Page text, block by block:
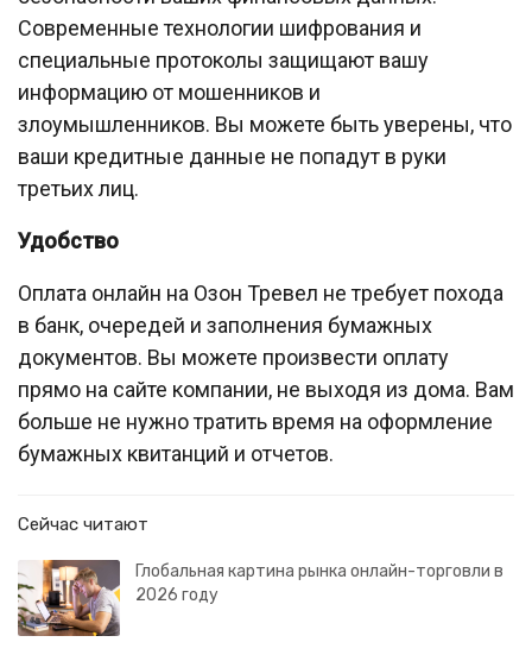
Современные технологии шифрования и
специальные протоколы защищают вашу
информацию от мошенников и
злоумышленников. Вы можете быть уверены, что
ваши кредитные данные не попадут в руки
третьих лиц.
Удобство
Оплата онлайн на Озон Тревел не требует похода
в банк, очередей и заполнения бумажных
документов. Вы можете произвести оплату
прямо на сайте компании, не выходя из дома. Вам
больше не нужно тратить время на оформление
бумажных квитанций и отчетов.
Сейчас читают
Глобальная картина рынка онлайн-торговли в
2026 году